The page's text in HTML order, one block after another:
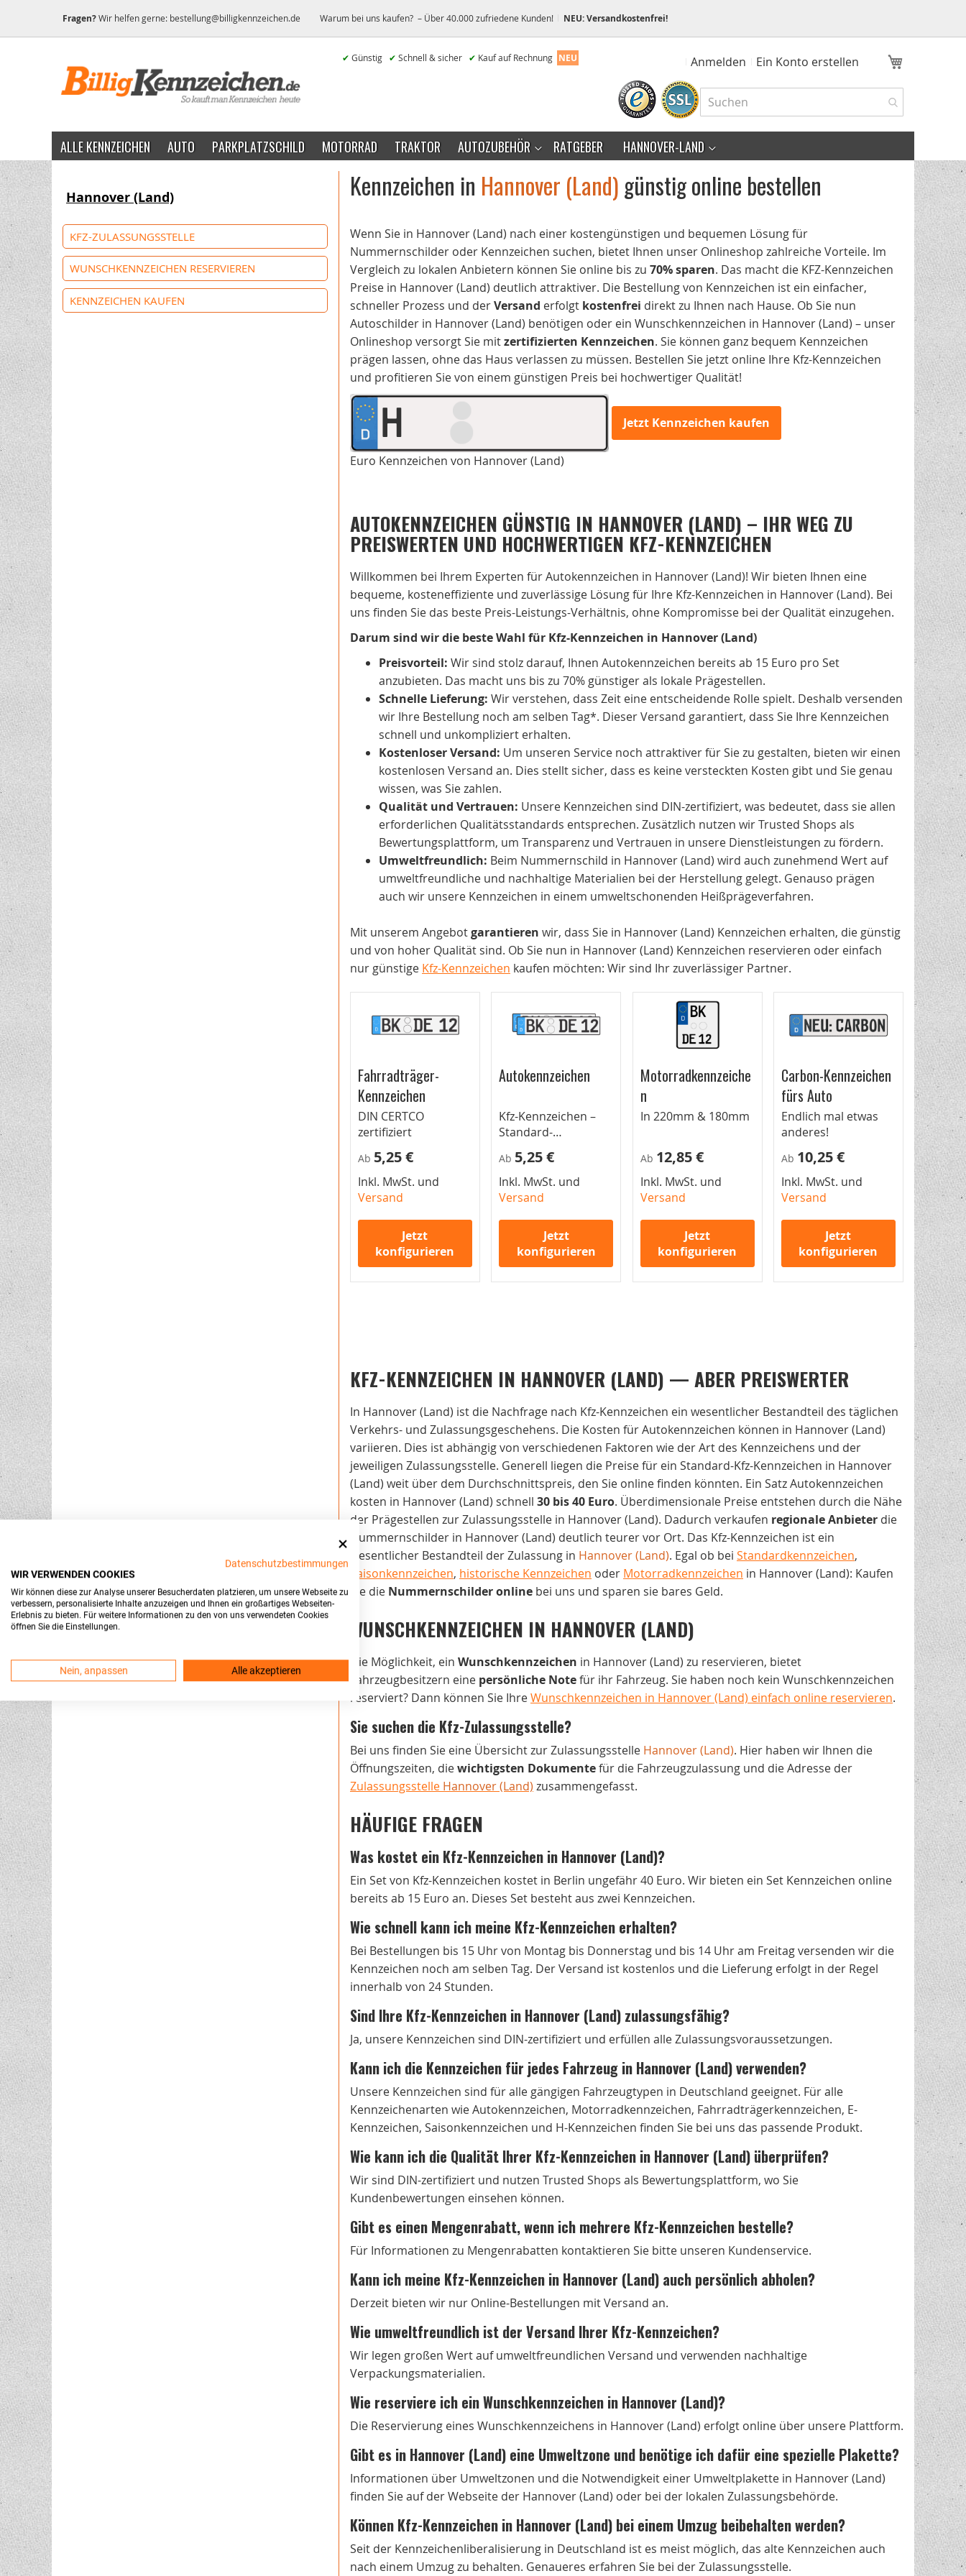
Fragen?Wir helfen gerne: bestellung@billigkennzeichen.de Warum bei uns kaufen? – Über 40.000 zufriedene Kunden! NEU: Versandkostenfrei!
✔ Günstig ✔ Schnell & sicher ✔ Kauf auf Rechnung NEU Anmelden Ein Konto erstellen
ALLE KENNZEICHEN AUTO PARKPLATZSCHILD MOTORRAD TRAKTOR AUTOZUBEHÖR RATGEBER HANNOVER-LAND
Hannover (Land)
KFZ-ZULASSUNGSSTELLE
WUNSCHKENNZEICHEN RESERVIEREN
KENNZEICHEN KAUFEN
Kennzeichen in Hannover (Land)günstig online bestellen
Wenn Sie in Hannover (Land) nach einer kostengünstigen und bequemen Lösung für
Nummernschilder oder Kennzeichen suchen, bietet Ihnen unser Onlineshop zahlreiche Vorteile. Im
Vergleich zu lokalen Anbietern können Sie online bis zu 70% sparen. Das macht die KFZ-Kennzeichen
Preise in Hannover (Land) deutlich attraktiver. Die Bestellung von Kennzeichen ist ein einfacher,
schneller Prozess und derVersand erfolgt kostenfrei direkt zu Ihnen nach Hause. Ob Sie nun
Autoschilder in Hannover (Land) benötigen oder ein Wunschkennzeichen in Hannover (Land) – unser
Onlineshop versorgt Sie mitzertifizierten Kennzeichen. Sie können ganz bequem Kennzeichen
prägen lassen, ohne das Haus verlassen zu müssen. Bestellen Sie jetzt online Ihre Kfz-Kennzeichen
und profitieren Sie von einem günstigen Preis bei hochwertiger Qualität!
H Jetzt Kennzeichen kaufen
Euro Kennzeichen von Hannover (Land)
AUTOKENNZEICHEN GÜNSTIG IN HANNOVER (LAND) – IHR WEG ZU
PREISWERTEN UND HOCHWERTIGEN KFZ-KENNZEICHEN
Willkommen bei Ihrem Experten für Autokennzeichen in Hannover (Land)! Wir bieten Ihnen eine
bequeme, kosteneffiziente und zuverlässige Lösung für Ihre Kfz-Kennzeichen in Hannover (Land). Bei
uns finden Sie das beste Preis-Leistungs-Verhältnis, ohne Kompromisse bei der Qualität einzugehen.
Darum sind wir die beste Wahl für Kfz-Kennzeichen in Hannover (Land)
Preisvorteil: Wir sind stolz darauf, Ihnen Autokennzeichen bereits ab 15 Euro pro Set
anzubieten. Das macht uns bis zu 70% günstiger als lokale Prägestellen.
Schnelle Lieferung: Wir verstehen, dass Zeit eine entscheidende Rolle spielt. Deshalb versenden
wir Ihre Bestellung noch am selben Tag*. Dieser Versand garantiert, dass Sie Ihre Kennzeichen
schnell und unkompliziert erhalten.
Kostenloser Versand: Um unseren Service noch attraktiver für Sie zu gestalten, bieten wir einen
kostenlosen Versand an. Dies stellt sicher, dass es keine versteckten Kosten gibt und Sie genau
wissen, was Sie zahlen.
Qualität und Vertrauen: Unsere Kennzeichen sind DIN-zertifiziert, was bedeutet, dass sie allen
erforderlichen Qualitätsstandards entsprechen. Zusätzlich nutzen wir Trusted Shops als
Bewertungsplattform, um Transparenz und Vertrauen in unsere Dienstleistungen zu fördern.
Umweltfreundlich: Beim Nummernschild in Hannover (Land) wird auch zunehmend Wert auf
umweltfreundliche und nachhaltige Materialien bei der Herstellung gelegt. Genauso prägen
auch wir unsere Kennzeichen in einem umweltschonenden Heißprägeverfahren.
Mit unserem Angebotgarantieren wir, dass Sie in Hannover (Land) Kennzeichen erhalten, die günstig
und von hoher Qualität sind. Ob Sie nun in Hannover (Land) Kennzeichen reservieren oder einfach
nur günstige Kfz-Kennzeichen kaufen möchten: Wir sind Ihr zuverlässiger Partner.
Fahrradträger-
Kennzeichen
DIN CERTCO
zertifiziert
Ab 5,25 €
Inkl. MwSt. und
Versand
Jetzt
konfigurieren
Autokennzeichen
Kfz-Kennzeichen –
Standard-
Pkw
Ab 5,25 €
Inkl. MwSt. und
Versand
Jetzt
konfigurieren
Motorradkennzeiche
n
In 220mm & 180mm
Ab 12,85 €
Inkl. MwSt. und
Versand
Jetzt
konfigurieren
Carbon-Kennzeichen
fürs Auto
Endlich mal etwas
anderes!
Ab 10,25 €
Inkl. MwSt. und
Versand
Jetzt
konfigurieren
KFZ-KENNZEICHEN IN HANNOVER (LAND) — ABER PREISWERTER
In Hannover (Land) ist die Nachfrage nach Kfz-Kennzeichen ein wesentlicher Bestandteil des täglichen
Verkehrs- und Zulassungsgeschehens. Die Kosten für Autokennzeichen können in Hannover (Land)
variieren. Dies ist abhängig von verschiedenen Faktoren wie der Art des Kennzeichens und der
jeweiligen Zulassungsstelle. Generell liegen die Preise für ein Standard-Kfz-Kennzeichen in Hannover
(Land) weit über dem Durchschnittspreis, den Sie online finden könnten. Ein Satz Autokennzeichen
kosten in Hannover (Land) schnell 30 bis 40 Euro. Überdimensionale Preise entstehen durch die Nähe
der Prägestellen zur Zulassungsstelle in Hannover (Land). Dadurch verkaufen regionaleAnbieter die
Nummernschilder in Hannover (Land) deutlich teurer vor Ort. Das Kfz-Kennzeichen ist ein
wesentlicher Bestandteil der Zulassung in Hannover (Land). Egal ob bei Standardkennzeichen,
Saisonkennzeichen, historische Kennzeichen oder Motorradkennzeichen in Hannover (Land): Kaufen
Sie die Nummernschilder online bei uns und sparen sie bares Geld.
WUNSCHKENNZEICHEN IN HANNOVER (LAND)
Die Möglichkeit, ein Wunschkennzeichen in Hannover (Land) zu reservieren, bietet
Fahrzeugbesitzern eine persönliche Notefür ihr Fahrzeug. Sie haben noch kein Wunschkennzeichen
reserviert? Dann können Sie IhreWunschkennzeichen in Hannover (Land) einfach online reservieren.
Sie suchen die Kfz-Zulassungsstelle?
Bei uns finden Sie eine Übersicht zur Zulassungsstelle Hannover (Land). Hier haben wir Ihnen die
Öffnungszeiten, diewichtigsten Dokumentefür die Fahrzeugzulassung und die Adresse der
Zulassungsstelle Hannover (Land) zusammengefasst.
HÄUFIGE FRAGEN
Was kostet ein Kfz-Kennzeichen in Hannover (Land)?
Ein Set von Kfz-Kennzeichen kostet in Berlin ungefähr 40 Euro. Wir bieten ein Set Kennzeichen online
bereits ab 15 Euro an. Dieses Set besteht aus zwei Kennzeichen.
Wie schnell kann ich meine Kfz-Kennzeichen erhalten?
Bei Bestellungen bis 15 Uhr von Montag bis Donnerstag und bis 14 Uhr am Freitag versenden wir die
Kennzeichen noch am selben Tag. Der Versand ist kostenlos und die Lieferung erfolgt in der Regel
innerhalb von 24 Stunden.
Sind Ihre Kfz-Kennzeichen in Hannover (Land) zulassungsfähig?
Ja, unsere Kennzeichen sind DIN-zertifiziert und erfüllen alle Zulassungsvoraussetzungen.
Kann ich die Kennzeichen für jedes Fahrzeug in Hannover (Land) verwenden?
Unsere Kennzeichen sind für alle gängigen Fahrzeugtypen in Deutschland geeignet. Für alle
Kennzeichenarten wie Autokennzeichen, Motorradkennzeichen, Fahrradträgerkennzeichen, E-
Kennzeichen, Saisonkennzeichen und H-Kennzeichen finden Sie bei uns das passende Produkt.
Wie kann ich die Qualität Ihrer Kfz-Kennzeichen in Hannover (Land) überprüfen?
Wir sind DIN-zertifiziert und nutzen Trusted Shops als Bewertungsplattform, wo Sie
Kundenbewertungen einsehen können.
Gibt es einen Mengenrabatt, wenn ich mehrere Kfz-Kennzeichen bestelle?
Für Informationen zu Mengenrabatten kontaktieren Sie bitte unseren Kundenservice.
Kann ich meine Kfz-Kennzeichen in Hannover (Land) auch persönlich abholen?
Derzeit bieten wir nur Online-Bestellungen mit Versand an.
Wie umweltfreundlich ist der Versand Ihrer Kfz-Kennzeichen?
Wir legen großen Wert auf umweltfreundlichen Versand und verwenden nachhaltige
Verpackungsmaterialien.
Wie reserviere ich ein Wunschkennzeichen in Hannover (Land)?
Die Reservierung eines Wunschkennzeichens in Hannover (Land) erfolgt online über unsere Plattform.
Gibt es in Hannover (Land) eine Umweltzone und benötige ich dafür eine spezielle Plakette?
Informationen über Umweltzonen und die Notwendigkeit einer Umweltplakette in Hannover (Land)
finden Sie auf der Webseite der Hannover (Land) oder bei der lokalen Zulassungsbehörde.
Können Kfz-Kennzeichen in Hannover (Land) bei einem Umzug beibehalten werden?
Seit der Kennzeichenliberalisierung in Deutschland ist es meist möglich, das alte Kennzeichen auch
nach einem Umzug zu behalten. Genaueres erfahren Sie bei der Zulassungsstelle.
Datenschutzbestimmungen
WIR VERWENDEN COOKIES
Wir können diese zur Analyse unserer Besucherdaten platzieren, um unsere Webseite zu
verbessern, personalisierte Inhalte anzuzeigen und Ihnen ein großartiges Webseiten-
Erlebnis zu bieten. Für weitere Informationen zu den von uns verwendeten Cookies
öffnen Sie die Einstellungen.
Nein, anpassen Alle akzeptieren